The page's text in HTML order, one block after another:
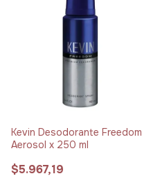
Kevin Desodorante Freedom
Aerosol x 250 ml
$5.967,19